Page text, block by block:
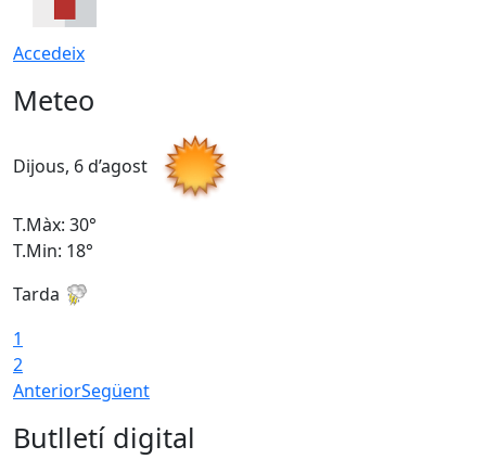
Accedeix
Meteo
Dijous, 6 d’agost
T.Màx: 30°
T.Min: 18°
Tarda
1
2
AnteriorSegüent
Butlletí digital